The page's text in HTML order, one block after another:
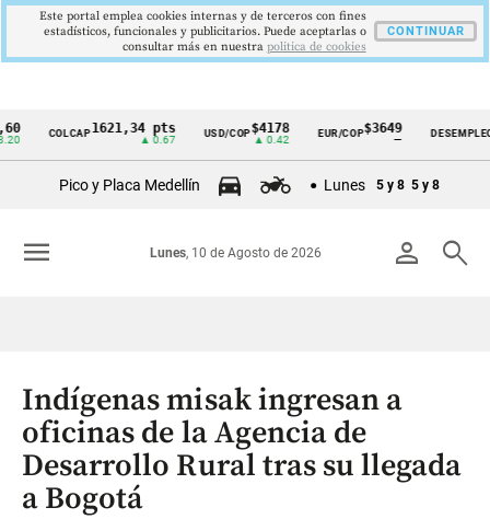
Cintillo
Colombia
COLCAP1621,34 pts USD/COP$4178
▲ 0.42
EUR/COP$3649
—
DESEMPLEO9,9
▼
Pico y Placa Medellín Lunes 5 y 8 5 y 8
person search
Lunes, 10 de Agosto de 2026
menu
Indígenas misak ingresan a
oficinas de la Agencia de
Desarrollo Rural tras su llegada
a Bogotá
Este portal emplea cookies internas y de terceros con fines
estadísticos, funcionales y publicitarios. Puede aceptarlas o
consultar más en nuestra politica de cookies
CONTINUAR